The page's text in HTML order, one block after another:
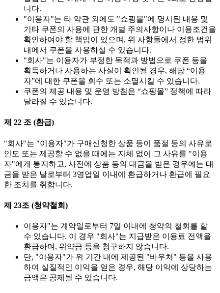
니다.
"이용자"는 타 약관 외에도 "쇼핑몰"에 명시된 내용 및
기타 쿠폰의 사용에 관한 개별 주의사항이나 이용조건을
확인하여야 할 책임이 있으며, 위 사항들에서 정한 범위
내에서 쿠폰을 사용하실 수 있습니다.
"회사"는 이용자가 부정한 목적과 방법으로 쿠폰 등을
획득하거나 사용하는 사실이 확인될 경우, 해당 “이용
자”에 대한 쿠폰을 회수 또는 소멸시킬 수 있습니다.
쿠폰의 제공 내용 및 운영 방침은 “쇼핑몰” 정책에 따라
달라질 수 있습니다.
제 22 조 (환급)
"회사"는 "이용자"가 구매신청한 상품 등이 품절 등의 사유로
인도 또는 제공할 수 없을 때에는 지체 없이 그 사유를 "이용
자"에게 통지하고, 사전에 상품 등의 대금을 받은 경우에는 대
금을 받은 날로부터 3영업일 이내에 환급하거나 환급에 필요
한 조치를 취합니다.
제 23조 (청약철회)
이용자"는 계약일로부터 7일 이내에 청약의 철회를 할
수 있습니다. 이 경우 "회사"는 지급받은 이용료 전액을
환급하며, 위약금 등을 청구하지 않습니다.
단, "이용자"가 위 기간 내에 제공된 "바우처" 등을 사용
하여 실질적인 이익을 얻은 경우, 해당 이익에 상당하는
금액은 공제될 수 있습니다.